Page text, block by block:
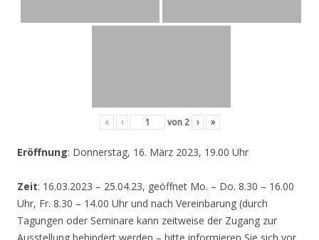
« ‹ von 2 › »
Eröffnung: Donnerstag, 16. März 2023, 19.00 Uhr
Zeit: 16.03.2023 – 25.04.23, geöffnet Mo. – Do. 8.30 – 16.00
Uhr, Fr. 8.30 – 14.00 Uhr und nach Vereinbarung (durch
Tagungen oder Seminare kann zeitweise der Zugang zur